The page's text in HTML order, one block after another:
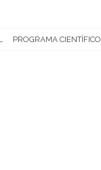
PROGRAMA CIENTÍFICO